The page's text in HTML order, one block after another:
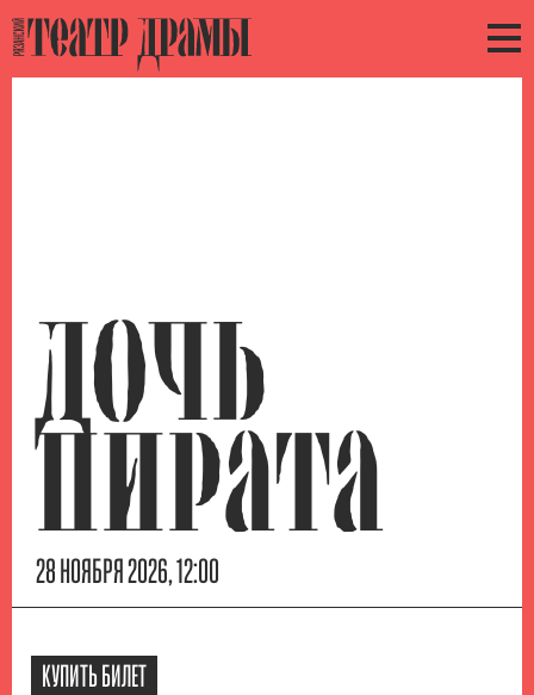
ДОЧЬ
ПИРАТА
28 НОЯБРЯ 2026, 12:00
КУПИТЬ БИЛЕТ